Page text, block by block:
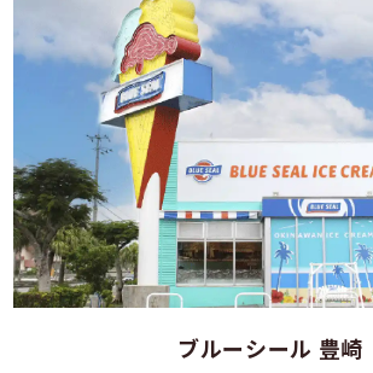
ブルーシール 豊崎